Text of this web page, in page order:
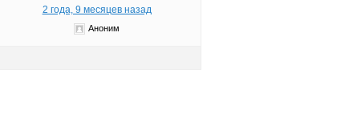
2 года, 9 месяцев назад
Аноним